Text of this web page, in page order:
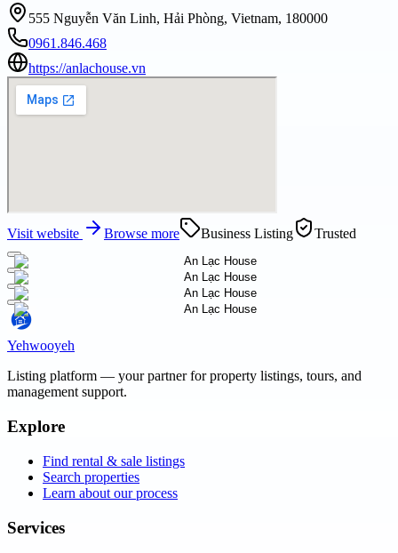
555 Nguyễn Văn Linh, Hải Phòng, Vietnam, 180000
0961.846.468
https://anlachouse.vn
Visit website Browse more Business Listing Trusted
Yehwooyeh
Listing platform — your partner for property listings, tours, and
management support.
Explore
Find rental & sale listings
Search properties
Learn about our process
Services